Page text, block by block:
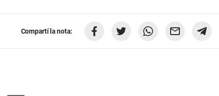
Compartí la nota: